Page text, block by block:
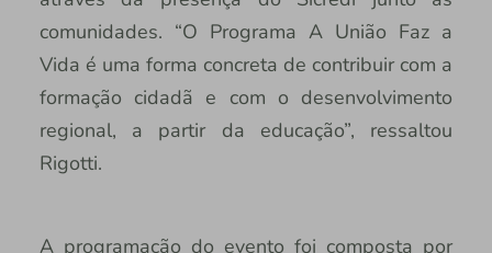
comunidades. “O Programa A União Faz a
Vida é uma forma concreta de contribuir com a
formação cidadã e com o desenvolvimento
regional, a partir da educação”, ressaltou
Rigotti.
A programação do evento foi composta por